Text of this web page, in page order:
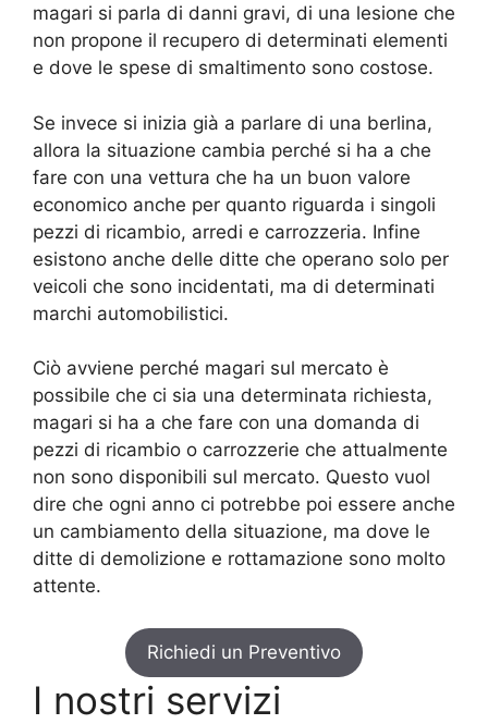
magari si parla di danni gravi, di una lesione che
non propone il recupero di determinati elementi
e dove le spese di smaltimento sono costose.
Se invece si inizia già a parlare di una berlina,
allora la situazione cambia perché si ha a che
fare con una vettura che ha un buon valore
economico anche per quanto riguarda i singoli
pezzi di ricambio, arredi e carrozzeria. Infine
esistono anche delle ditte che operano solo per
veicoli che sono incidentati, ma di determinati
marchi automobilistici.
Ciò avviene perché magari sul mercato è
possibile che ci sia una determinata richiesta,
magari si ha a che fare con una domanda di
pezzi di ricambio o carrozzerie che attualmente
non sono disponibili sul mercato. Questo vuol
dire che ogni anno ci potrebbe poi essere anche
un cambiamento della situazione, ma dove le
ditte di demolizione e rottamazione sono molto
attente.
Richiedi un Preventivo
I nostri servizi